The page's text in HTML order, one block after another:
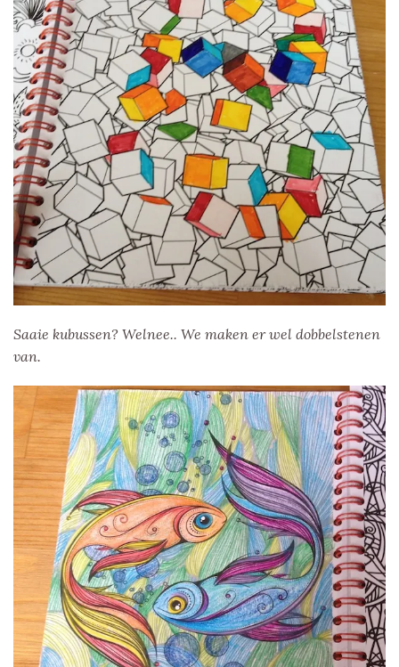
Saaie kubussen? Welnee.. We maken er wel dobbelstenen
van.